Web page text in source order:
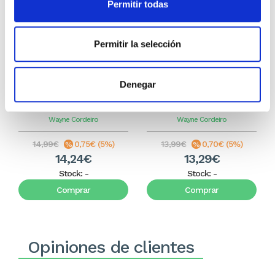
Permitir todas
Permitir la selección
Denegar
Andar con el tanque vacio
Wayne Cordeiro
14,99€ 0,75€ (5%)
14,24€
Stock: -
Comprar
Wayne Cordeiro
13,99€ 0,70€ (5%)
13,29€
Stock: -
Comprar
Opiniones de clientes